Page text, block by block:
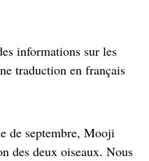
informations sur les
traduction en français
de septembre, Mooji
des deux oiseaux. Nous